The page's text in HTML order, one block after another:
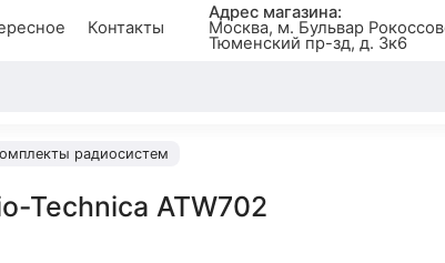
Контакты
Адрес магазина:
Москва, м. Бульвар
Тюменский пр-зд, д. 3к6
радиосистем
Technica ATW702